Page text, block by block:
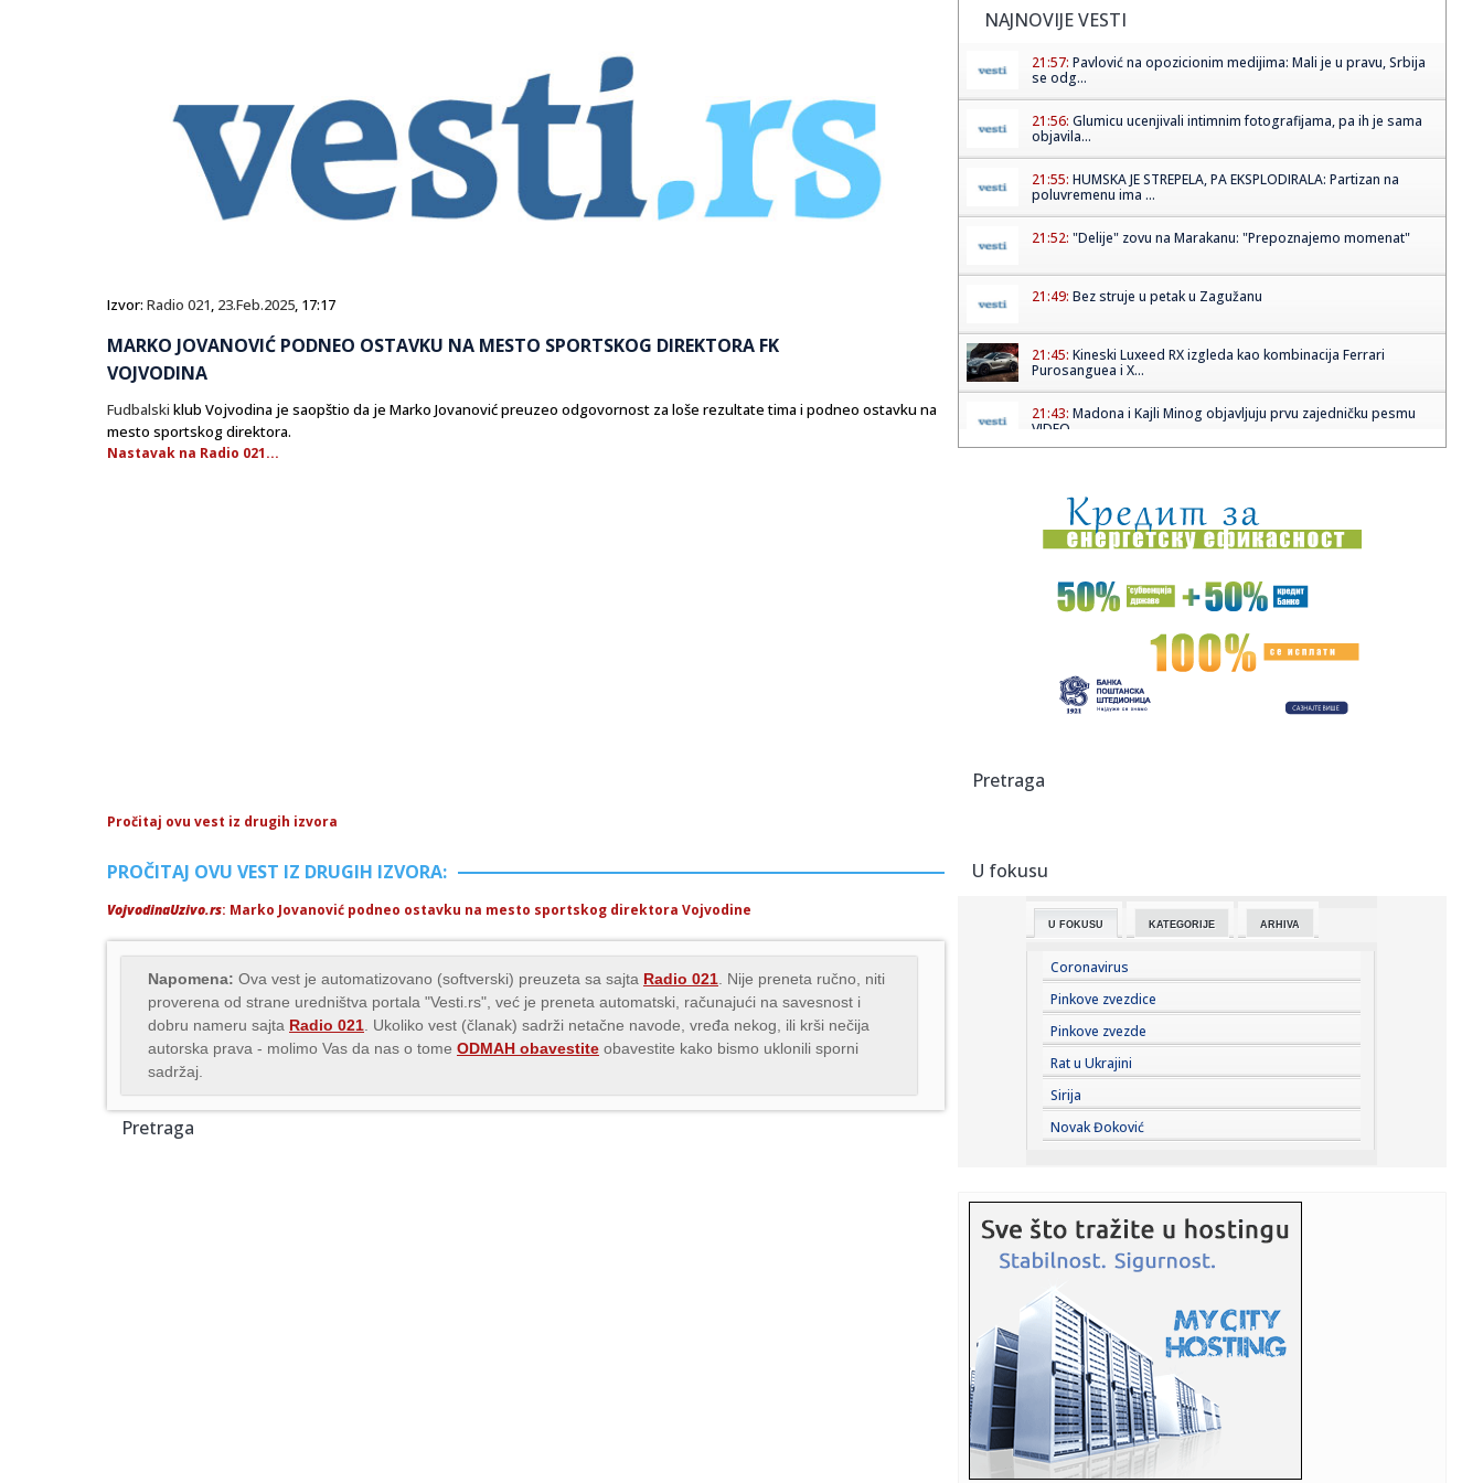
Izvor: Radio 021, 23.Feb.2025, 17:17
MARKO JOVANOVIĆ PODNEO OSTAVKU NA MESTO SPORTSKOG DIREKTORA FK
VOJVODINA
Fudbalski klub Vojvodina je saopštio da je Marko Jovanović preuzeo odgovornost za loše rezultate tima i podneo ostavku na
mesto sportskog direktora.
Nastavak na Radio 021...
Pročitaj ovu vest iz drugih izvora
PROČITAJ OVU VEST IZ DRUGIH IZVORA:
VojvodinaUzivo.rs: Marko Jovanović podneo ostavku na mesto sportskog direktora Vojvodine
Napomena: Ova vest je automatizovano (softverski) preuzeta sa sajta Radio 021 . Nije preneta ručno, niti
proverena od strane uredništva portala "Vesti.rs", već je preneta automatski, računajući na savesnost i
dobru nameru sajta Radio 021 . Ukoliko vest (članak) sadrži netačne navode, vređa nekog, ili krši nečija
autorska prava - molimo Vas da nas o tome ODMAH obavestite obavestite kako bismo uklonili sporni
sadržaj.
Pretraga
NAJNOVIJE VESTI
21:57: Pavlović na opozicionim medijima: Mali je u pravu, Srbija
se odg...
21:56: Glumicu ucenjivali intimnim fotografijama, pa ih je sama
objavila...
21:55: HUMSKA JE STREPELA, PA EKSPLODIRALA: Partizan na
poluvremenu ima ...
21:52: "Delije" zovu na Marakanu: "Prepoznajemo momenat"
21:49: Bez struje u petak u Zagužanu
21:45: Kineski Luxeed RX izgleda kao kombinacija Ferrari
Purosanguea i X...
21:43: Madona i Kajli Minog objavljuju prvu zajedničku pesmu
VIDEO
21:41:VIDEO: Novosadski vatrogasci upućeni na ispomoć u
gašenju po...
21:41:Knežević: "Da nije bilo Srbije i Vučića nikada ne bi
pobedili...
Beograd spreman za rat bez rukavica – stižu svetski
21:40:Rijana snima novi album: ASAP Roki otkrio detalje
(FOTO)
21:36:
21:32: Tramp brani Hegseta
21:31:Fonseka: "Đoković je sve stariji – zato to predlaže"
21:25:VIDEO: Test Jeep Compass
21:21:Vučić otkrio o čemu će razgovarati sa Zelenskim: Evropski
put...
21:20: Kratka kosa zahteva pravi sprej – evo kako da ga
izaberete
21:16:
ciljaju Kin...
21:09:Zelenski smijenio i ambasadore u Hrvatskoj i Crnoj Gori, u
subotu...
21:09:Zašto instinktivno stišavamo radio kada tražimo adresu ili
se ...
21:09:Vučić: Što me Helez više napada, sve više mi raste ugled u
Pretraga
U fokusu
U FOKUSU KATEGORIJE ARHIVA
Coronavirus
Pinkove zvezdice
Pinkove zvezde
Rat u Ukrajini
Sirija
Novak Đoković